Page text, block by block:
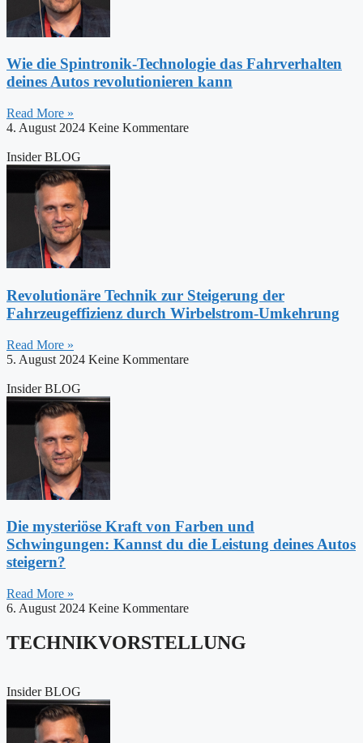
Wie die Spintronik-Technologie das Fahrverhalten
deines Autos revolutionieren kann
Read More »
4. August 2024 Keine Kommentare
Insider BLOG
Revolutionäre Technik zur Steigerung der
Fahrzeugeffizienz durch Wirbelstrom-Umkehrung
Read More »
5. August 2024 Keine Kommentare
Insider BLOG
Die mysteriöse Kraft von Farben und
Schwingungen: Kannst du die Leistung deines Autos
steigern?
Read More »
6. August 2024 Keine Kommentare
TECHNIKVORSTELLUNG
Insider BLOG